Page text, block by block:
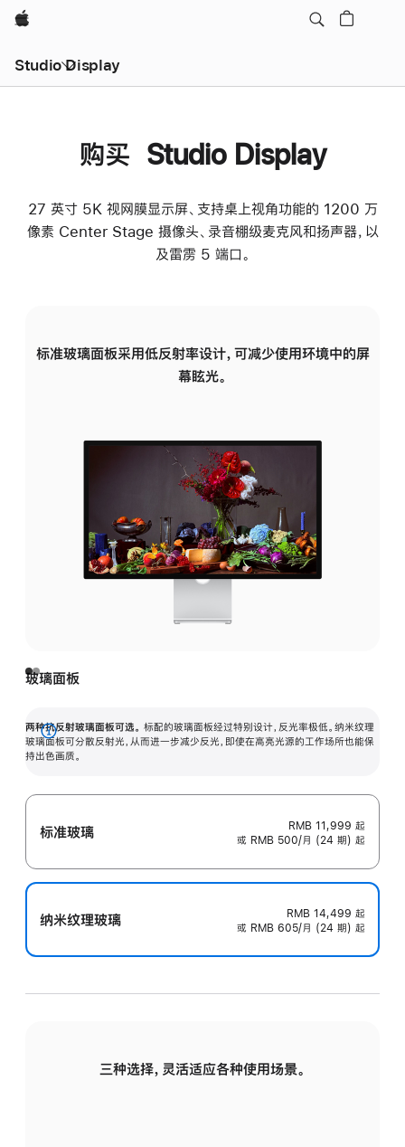
Apple
Studio Display
购买 Studio Display
27 英寸 5K 视网膜显示屏、支持桌上视角功能的 1200 万
像素 Center Stage 摄像头、录音棚级麦克风和扬声器，以
及雷雳 5 端口。
标准玻璃面板采用低反射率设计，可减少使用环境中的屏
幕眩光。
玻璃面板
两种抗反射玻璃面板可选。 标配的玻璃面板经过特别设计，反光率极低。纳米纹理
玻璃面板可分散反射光，从而进一步减少反光，即使在高亮光源的工作场所也能保
持出色画质。
展
开
标准玻璃 RMB 11,999 起
或 RMB 500/月 (24 期) 起
纳米纹理玻璃 RMB 14,499 起
或 RMB 605/月 (24 期) 起
三种选择，灵活适应各种使用场景。